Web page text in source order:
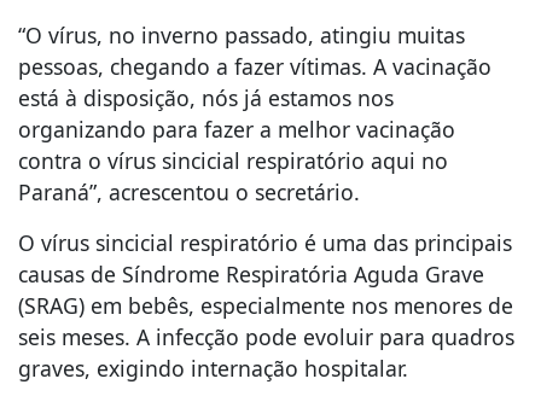
“O vírus, no inverno passado, atingiu muitas
pessoas, chegando a fazer vítimas. A vacinação
está à disposição, nós já estamos nos
organizando para fazer a melhor vacinação
contra o vírus sincicial respiratório aqui no
Paraná”, acrescentou o secretário.
O vírus sincicial respiratório é uma das principais
causas de Síndrome Respiratória Aguda Grave
(SRAG) em bebês, especialmente nos menores de
seis meses. A infecção pode evoluir para quadros
graves, exigindo internação hospitalar.